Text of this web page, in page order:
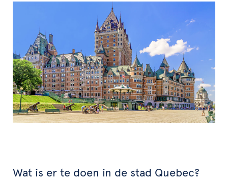
Wat is er te doen in de stad Quebec?